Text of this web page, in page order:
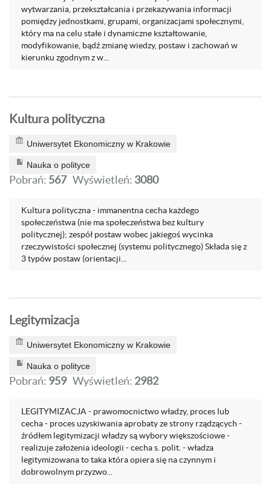
wytwarzania, przekształcania i przekazywania informacji
pomiędzy jednostkami, grupami, organizacjami społecznymi,
który ma na celu stałe i dynamiczne kształtowanie,
modyfikowanie, bądź zmianę wiedzy, postaw i zachowań w
kierunku zgodnym z w...
Kultura polityczna
Uniwersytet Ekonomiczny w Krakowie
Nauka o polityce
Pobrań: 567 Wyświetleń: 3080
Kultura polityczna - immanentna cecha każdego
społeczeństwa (nie ma społeczeństwa bez kultury
politycznej); zespół postaw wobec jakiegoś wycinka
rzeczywistości społecznej (systemu politycznego) Składa się z
3 typów postaw (orientacji...
Legitymizacja
Uniwersytet Ekonomiczny w Krakowie
Nauka o polityce
Pobrań: 959 Wyświetleń: 2982
LEGITYMIZACJA - prawomocnictwo władzy, proces lub
cecha - proces uzyskiwania aprobaty ze strony rządzących -
źródłem legitymizacji władzy są wybory większościowe -
realizuje założenia ideologii - cecha s. polit. - władza
legitymizowana to taka która opiera się na czynnym i
dobrowolnym przyzwo...